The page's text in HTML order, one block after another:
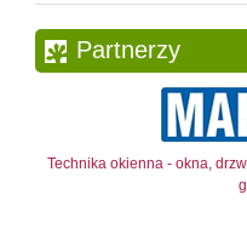
Partnerzy
Technika okienna - okna,